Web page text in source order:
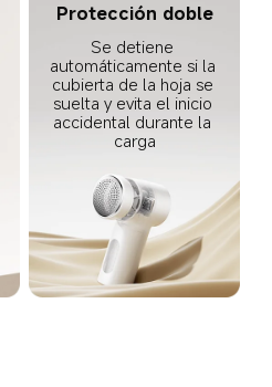
Protección doble
Se detiene
automáticamente si la
cubierta de la hoja se
suelta y evita el inicio
accidental durante la
carga